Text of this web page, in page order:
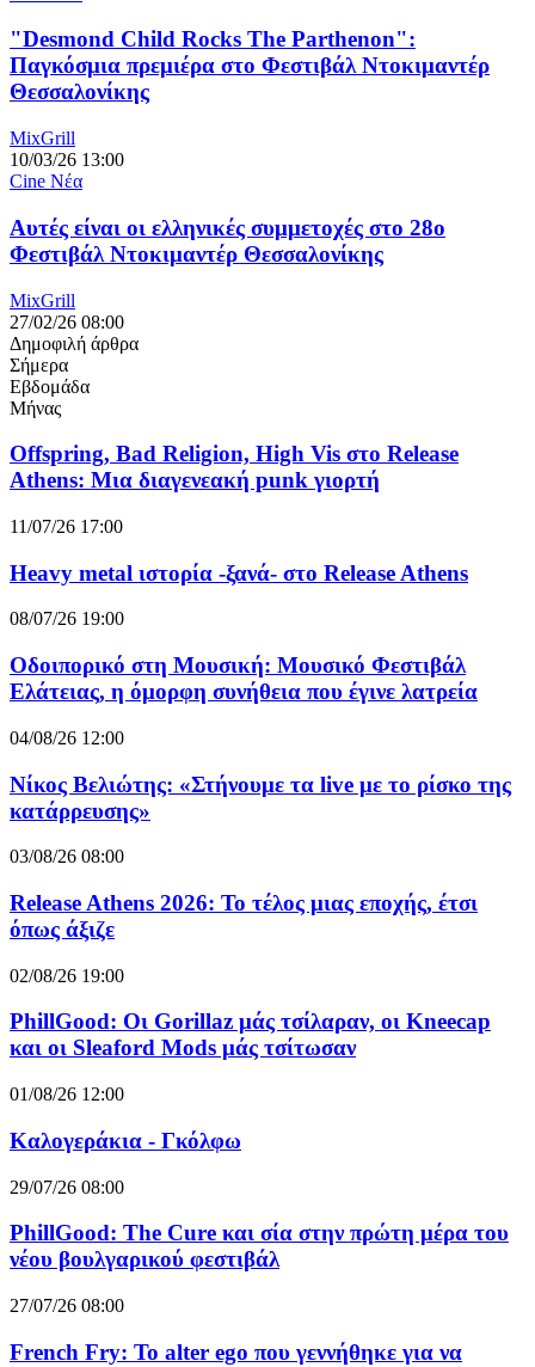
"Desmond Child Rocks The Parthenon":
Παγκόσμια πρεμιέρα στο Φεστιβάλ Ντοκιμαντέρ
Θεσσαλονίκης
MixGrill
10/03/26 13:00
Cine Νέα
Αυτές είναι οι ελληνικές συμμετοχές στο 28ο
Φεστιβάλ Ντοκιμαντέρ Θεσσαλονίκης
MixGrill
27/02/26 08:00
Δημοφιλή άρθρα
Σήμερα
Εβδομάδα
Μήνας
Offspring, Bad Religion, High Vis στο Release
Athens: Μια διαγενεακή punk γιορτή
11/07/26 17:00
Heavy metal ιστορία -ξανά- στο Release Athens
08/07/26 19:00
Οδοιπορικό στη Μουσική: Μουσικό Φεστιβάλ
Ελάτειας, η όμορφη συνήθεια που έγινε λατρεία
04/08/26 12:00
Νίκος Βελιώτης: «Στήνουμε τα live με το ρίσκο της
κατάρρευσης»
03/08/26 08:00
Release Athens 2026: Το τέλος μιας εποχής, έτσι
όπως άξιζε
02/08/26 19:00
PhillGood: Οι Gorillaz μάς τσίλαραν, οι Kneecap
και οι Sleaford Mods μάς τσίτωσαν
01/08/26 12:00
Καλογεράκια - Γκόλφω
29/07/26 08:00
PhillGood: The Cure και σία στην πρώτη μέρα του
νέου βουλγαρικού φεστιβάλ
27/07/26 08:00
French Fry: Το alter ego που γεννήθηκε για να